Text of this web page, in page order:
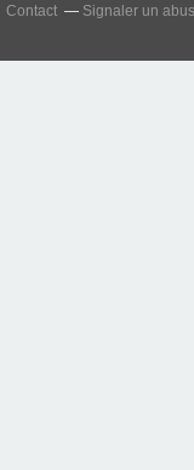
Contact
Signaler un abus